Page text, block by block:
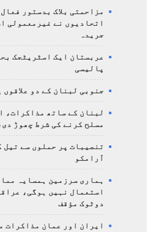
مزاحمتی بلاک بدستور
اتحادیوں نے غیرمعمولی
جریدہ
عربستان ایک اسٹریٹجک
پالیسی
جنوبی لبنان کے دو
لبنان کے ساتھ مذاکرات،
مسلح کرنے کی شرط چھوڑ
تنصیبات پر حملوں سے تیل
آرامکو
ہماری سرزمین ہمسایہ
استعمال نہیں ہوگی،
دوٹوک مؤقف
ایران اور عمان مذاکرات